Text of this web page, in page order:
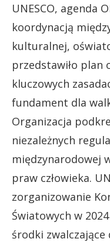
UNESCO, agenda
koordynacją
kulturalnej,
przedstawiło plan
kluczowych
fundament dla
Organizacja
niezależnych
międzynarodowej
praw człowieka.
zorganizowanie
Światowych w
środki